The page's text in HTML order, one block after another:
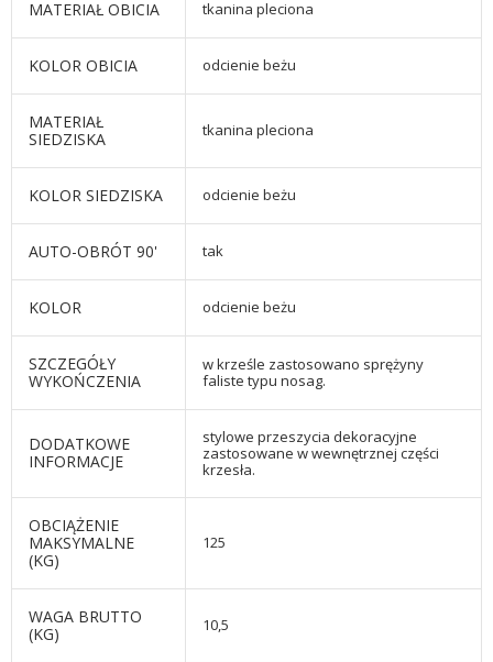
MATERIAŁ OBICIA tkanina pleciona
KOLOR OBICIA odcienie beżu
MATERIAŁ
SIEDZISKA
tkanina pleciona
KOLOR SIEDZISKA odcienie beżu
AUTO-OBRÓT 90' tak
KOLOR odcienie beżu
SZCZEGÓŁY
WYKOŃCZENIA
w krześle zastosowano sprężyny
faliste typu nosag.
DODATKOWE
INFORMACJE
stylowe przeszycia dekoracyjne
zastosowane w wewnętrznej części
krzesła.
OBCIĄŻENIE
MAKSYMALNE
(KG)
125
WAGA BRUTTO
(KG)
10,5